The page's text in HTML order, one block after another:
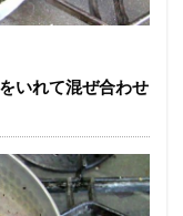
いれて混ぜ合わせ